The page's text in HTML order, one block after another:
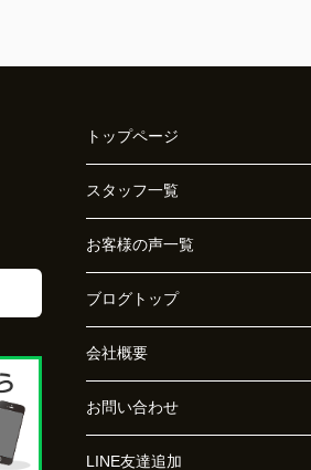
トップページ
スタッフ一覧
お客様の声一覧
ブログトップ
会社概要
お問い合わせ
LINE友達追加